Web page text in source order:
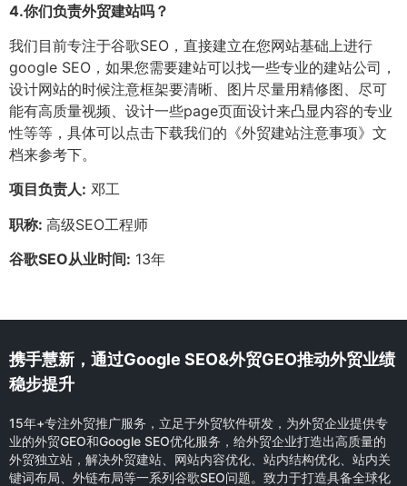
4.你们负责外贸建站吗？
我们目前专注于谷歌SEO，直接建立在您网站基础上进行
google SEO，如果您需要建站可以找一些专业的建站公司，
设计网站的时候注意框架要清晰、图片尽量用精修图、尽可
能有高质量视频、设计一些page页面设计来凸显内容的专业
性等等，具体可以点击下载我们的《外贸建站注意事项》文
档来参考下。
项目负责人: 邓工
职称: 高级SEO工程师
谷歌SEO从业时间: 13年
携手慧新，通过Google SEO&外贸GEO推动外贸业绩
稳步提升
15年+专注外贸推广服务，立足于外贸软件研发，为外贸企业提供专
业的外贸GEO和Google SEO优化服务，给外贸企业打造出高质量的
外贸独立站，解决外贸建站、网站内容优化、站内结构优化、站内关
键词布局、外链布局等一系列谷歌SEO问题。致力于打造具备全球化